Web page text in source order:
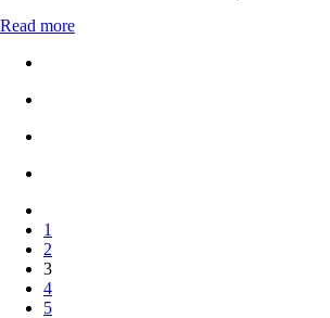
Read more
Seitennummerierung
der
Beiträge
1
2
3
4
5